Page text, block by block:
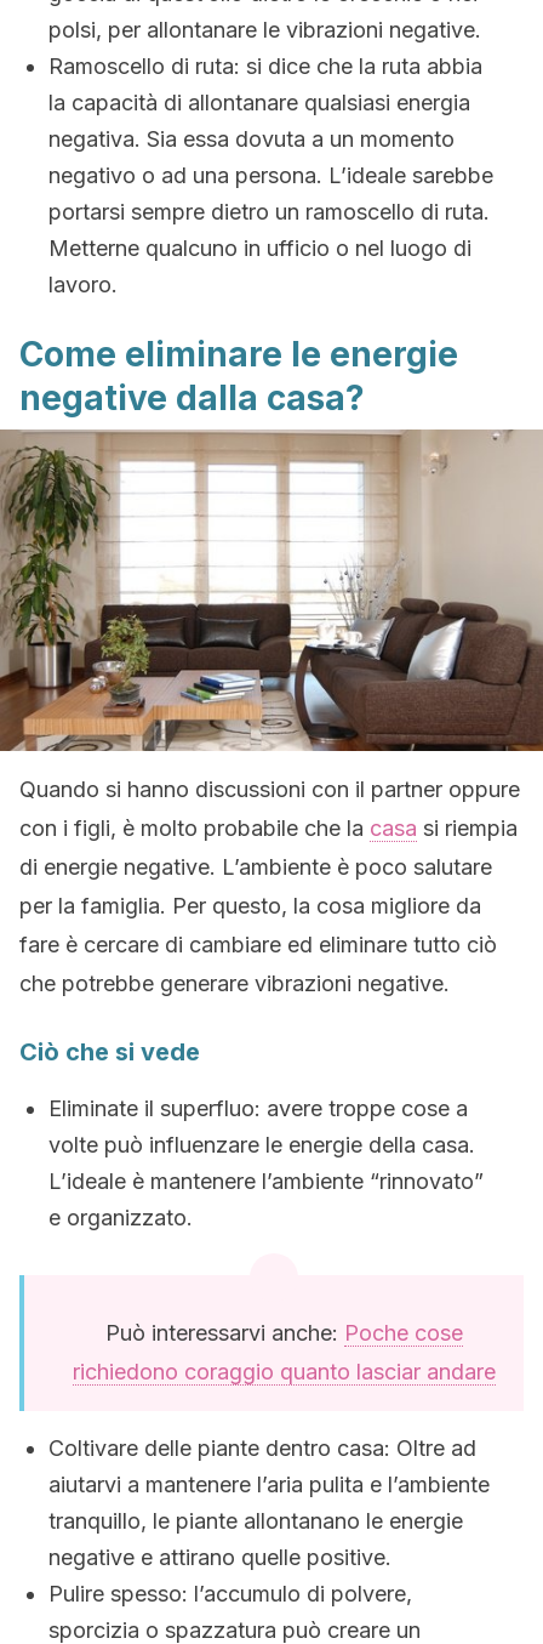
polsi, per allontanare le vibrazioni negative.
Ramoscello di ruta: si dice che la ruta abbia
la capacità di allontanare qualsiasi energia
negativa. Sia essa dovuta a un momento
negativo o ad una persona. L’ideale sarebbe
portarsi sempre dietro un ramoscello di ruta.
Metterne qualcuno in ufficio o nel luogo di
lavoro.
Come eliminare le energie
negative dalla casa?
Quando si hanno discussioni con il partner oppure
con i figli, è molto probabile che la casa si riempia
di energie negative. L’ambiente è poco salutare
per la famiglia. Per questo, la cosa migliore da
fare è cercare di cambiare ed eliminare tutto ciò
che potrebbe generare vibrazioni negative.
Ciò che si vede
Eliminate il superfluo: avere troppe cose a
volte può influenzare le energie della casa.
L’ideale è mantenere l’ambiente “rinnovato”
e organizzato.
Può interessarvi anche: Poche cose
richiedono coraggio quanto lasciar andare
Coltivare delle piante dentro casa: Oltre ad
aiutarvi a mantenere l’aria pulita e l’ambiente
tranquillo, le piante allontanano le energie
negative e attirano quelle positive.
Pulire spesso: l’accumulo di polvere,
sporcizia o spazzatura può creare un